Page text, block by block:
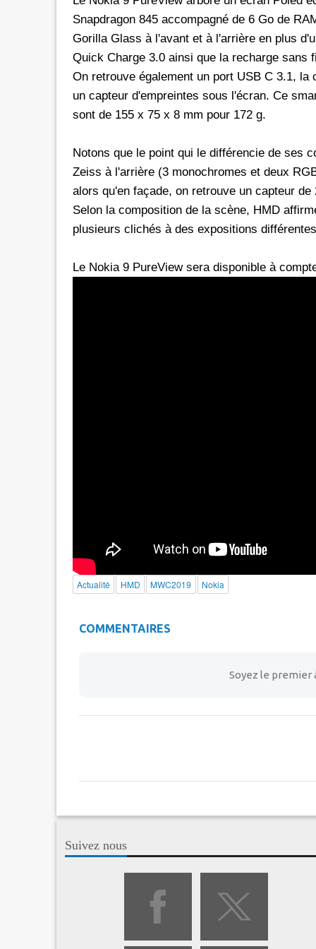
Snapdragon 845 accompagné de 6 Go de
Gorilla Glass à l'avant et à l'arrière en plus
Quick Charge 3.0 ainsi que la recharge sans
On retrouve également un port USB C 3.1,
un capteur d'empreintes sous l'écran. Ce
sont de 155 x 75 x 8 mm pour 172 g.
Notons que le point qui le différencie de ses
Zeiss à l'arrière (3 monochromes et deux
alors qu'en façade, on retrouve un capteur
Selon la composition de la scène, HMD
plusieurs clichés à des expositions
Le Nokia 9 PureView sera disponible à
Actualité HMD MWC2019 Nokia
COMMENTAIRES
Soyez le premier
Suivez nous